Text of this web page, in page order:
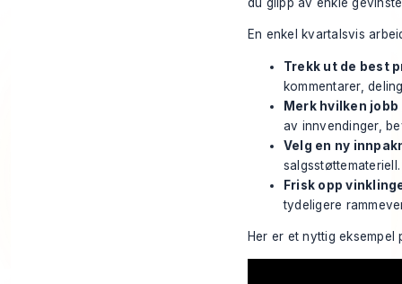
En enkel kvartalsvis
Trekk ut de best
kommentarer,
Merk hvilken
av innvendinger,
Velg en ny
salgsstøttemateriell.
Frisk opp
tydeligere
Her er et nyttig eksempel